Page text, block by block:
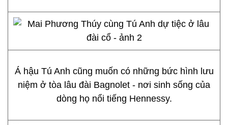
Á hậu Tú Anh cũng muốn có những bức hình lưu
niệm ở tòa lâu đài Bagnolet - nơi sinh sống của
dòng họ nổi tiếng Hennessy.